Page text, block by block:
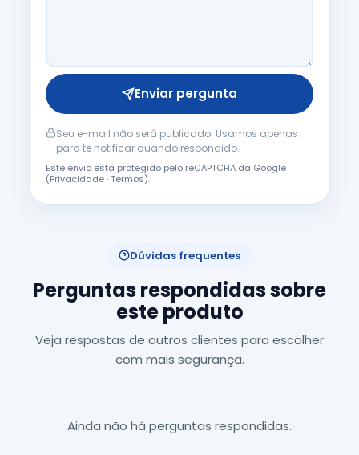
Enviar pergunta
Seu e-mail não será publicado. Usamos apenas
para te notificar quando respondido.
Este envio está protegido pelo reCAPTCHA da Google
(Privacidade·Termos).
Dúvidas frequentes
Perguntas respondidas sobre
este produto
Veja respostas de outros clientes para escolher
com mais segurança.
Ainda não há perguntas respondidas.